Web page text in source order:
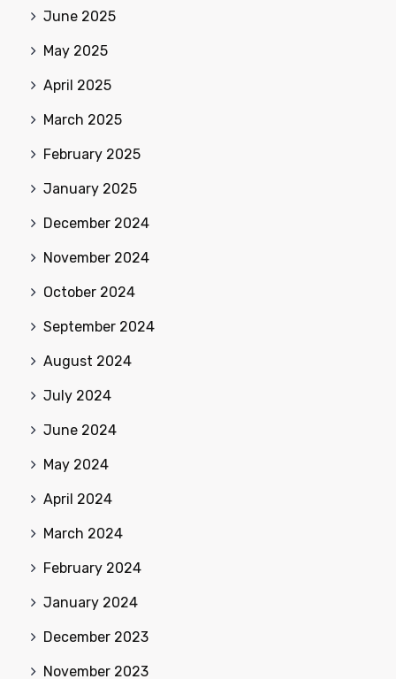
June 2025
May 2025
April 2025
March 2025
February 2025
January 2025
December 2024
November 2024
October 2024
September 2024
August 2024
July 2024
June 2024
May 2024
April 2024
March 2024
February 2024
January 2024
December 2023
November 2023